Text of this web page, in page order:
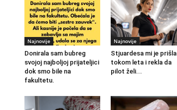
Najnovije
Donirala sam bubreg
svojoj najboljoj prijateljici
dok smo bile na
fakultetu.
Najnovije
Stjuardesa mi je prišla
tokom leta i rekla da
pilot želi...